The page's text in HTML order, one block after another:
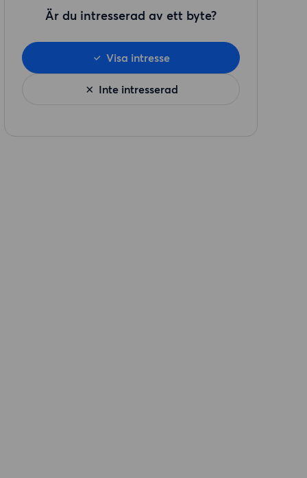
Är du intresserad av ett byte?
Inte intresserad
Visa intresse